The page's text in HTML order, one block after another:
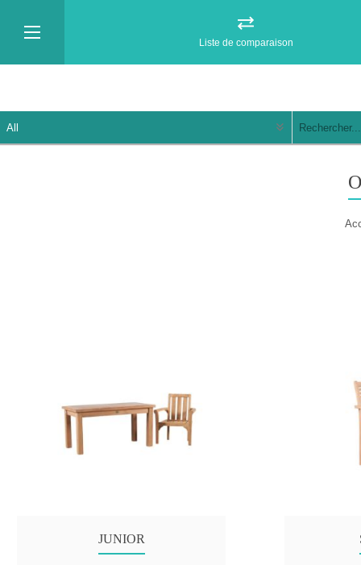
Liste de comparaison
JUNIOR